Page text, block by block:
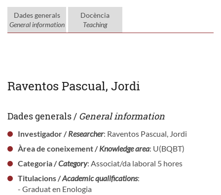
Dades generals
General information
Docència
Teaching
Raventos Pascual, Jordi
Dades generals / General information
Investigador /Researcher: Raventos Pascual, Jordi
Àrea de coneixement /Knowledge area: U(BQBT)
Categoria /Category: Associat/da laboral 5 hores
Titulacions /Academic qualifications:
- Graduat en Enologia